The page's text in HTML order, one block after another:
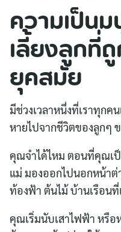
ความเป็น
เลี้ยงลูกที่
ยุคสมัย
มีช่วงเวลาหนึ่งที่เราทุกค
หายไปจากชีวิตของลูกๆ ข
คุณจำได้ไหม ตอนที่คุณเ
แม่ มองออกไปนอกหน้าต่
ท้องฟ้า ต้นไม้ บ้านเรือน
คุณเริ่มนับเสาไฟฟ้า หรือ